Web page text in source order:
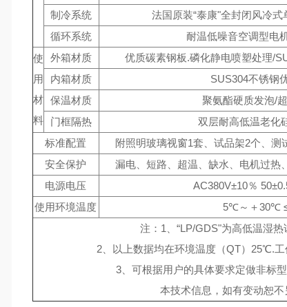
制冷系统
法国原装“泰康"全封闭风冷
循环系统
耐温低噪音空调型电
使
用
材
料
外箱材质
优质碳素钢板.磷化静电喷塑处理/
内箱材质
SUS304不锈钢
保温材质
聚氨酯硬质发泡/
门框隔热
双层耐高低温老化
标准配置
附照明玻璃视窗1套、试品架2个、测
安全保护
漏电、短路、超温、缺水、电机过热
电源电压
AC380V±10％
使用环境温度
5℃～＋30℃
注：1、“LP/GDS"为高低温湿热
2、以上数据均在环境温度（QT）25℃.
3、可根据用户的具体要求定做非标
本技术信息，如有变动恕不